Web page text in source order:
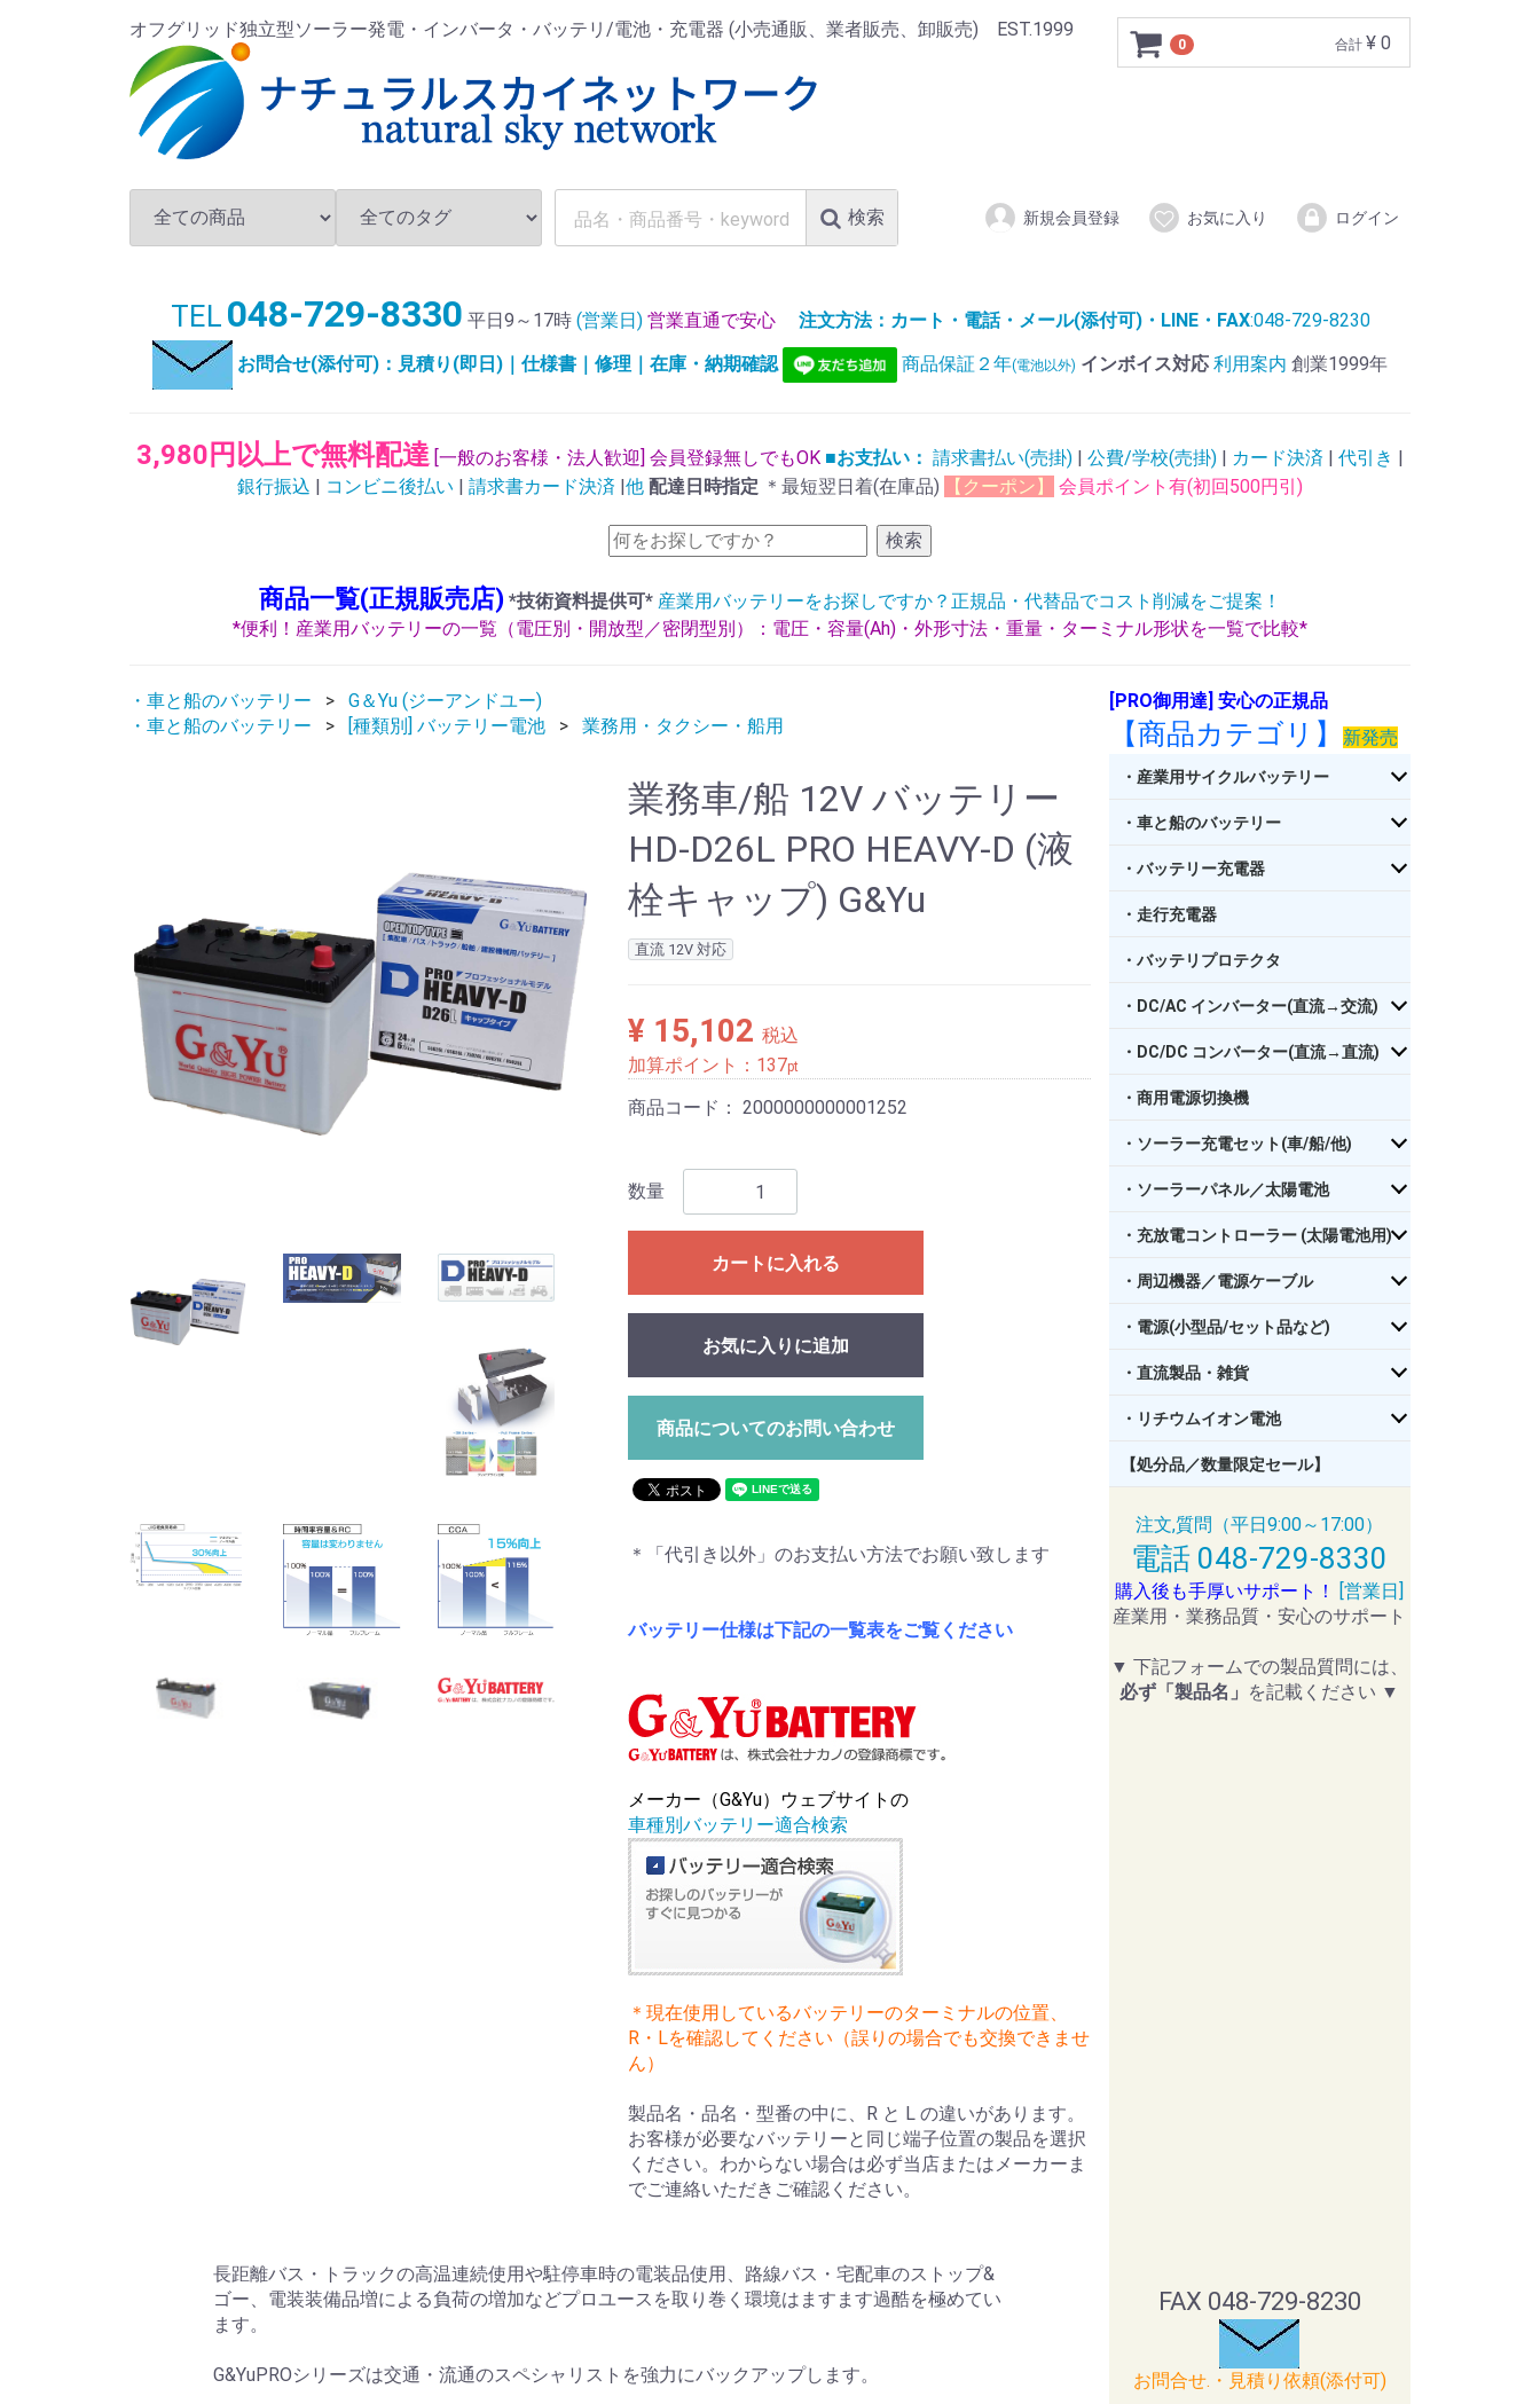
オフグリッド独立型ソーラー発電・インバータ・バッテリ/電池・充電器 (小売通販、業者販売、卸販売) EST.1999
0 合計 ¥ 0
検索 新規会員登録 お気に入り ログイン
TEL 048-729-8330 平日9～17時(営業日) 営業直通で安心 注文方法：カート・電話・メール(添付可)・LINE・FAX:048-729-8230
お問合せ(添付可)：見積り(即日)｜仕様書｜修理｜在庫・納期確認
商品保証２年(電池以外) インボイス対応 利用案内 創業1999年
3,980円以上で無料配達 [一般のお客様・法人歓迎] 会員登録無しでもOK ■お支払い： 請求書払い(売掛) | 公費/学校(売掛) | カード決済 | 代引き |
銀行振込 | コンビニ後払い | 請求書カード決済 |他 配達日時指定 ＊最短翌日着(在庫品) 【クーポン】 会員ポイント有(初回500円引)
検索
商品一覧(正規販売店) *技術資料提供可* 産業用バッテリーをお探しですか？正規品・代替品でコスト削減をご提案！
*便利！産業用バッテリーの一覧（電圧別・開放型／密閉型別）：電圧・容量(Ah)・外形寸法・重量・ターミナル形状を一覧で比較*
・車と船のバッテリー
G＆Yu (ジーアンドユー)
・車と船のバッテリー
[種類別] バッテリー電池 業務用・タクシー・船用
業務車/船 12V バッテリー
HD-D26L PRO HEAVY-D (液
栓キャップ) G&Yu
直流 12V 対応
¥ 15,102 税込
加算ポイント： 137pt
商品コード：2000000000001252
数量
カートに入れる
お気に入りに追加
商品についてのお問い合わせ
＊「代引き以外」のお支払い方法でお願い致します
バッテリー仕様は下記の一覧表をご覧ください
メーカー（G&Yu）ウェブサイトの
車種別バッテリー適合検索
＊現在使用しているバッテリーのターミナルの位置、
R・Lを確認してください（誤りの場合でも交換できませ
ん）
製品名・品名・型番の中に、R と L の違いがあります。
お客様が必要なバッテリーと同じ端子位置の製品を選択
ください。わからない場合は必ず当店またはメーカーま
でご連絡いただきご確認ください。
長距離バス・トラックの高温連続使用や駐停車時の電装品使用、路線バス・宅配車のストップ&
ゴー、電装装備品増による負荷の増加などプロユースを取り巻く環境はますます過酷を極めてい
ます。
G&YuPROシリーズは交通・流通のスペシャリストを強力にバックアップします。
[PRO御用達] 安心の正規品
【商品カテゴリ】 新発売
・産業用サイクルバッテリー
・車と船のバッテリー
・バッテリー充電器
・走行充電器
・バッテリプロテクタ
・DC/AC インバーター(直流→交流)
・DC/DC コンバーター(直流→直流)
・商用電源切換機
・ソーラー充電セット(車/船/他)
・ソーラーパネル／太陽電池
・充放電コントローラー (太陽電池用)
・周辺機器／電源ケーブル
・電源(小型品/セット品など)
・直流製品・雑貨
・リチウムイオン電池
【処分品／数量限定セール】
注文,質問（平日9:00～17:00）
電話 048-729-8330
購入後も手厚いサポート！
[営業日]
産業用・業務品質・安心のサポート
▼ 下記フォームでの製品質問には、
必ず「製品名」 を記載ください ▼
FAX 048-729-8230
お問合せ.・見積り依頼(添付可)